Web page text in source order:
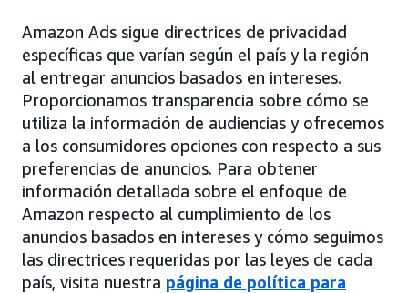
Amazon Ads sigue directrices de privacidad
específicas que varían según el país y la región
al entregar anuncios basados en intereses.
Proporcionamos transparencia sobre cómo se
utiliza la información de audiencias y ofrecemos
a los consumidores opciones con respecto a sus
preferencias de anuncios. Para obtener
información detallada sobre el enfoque de
Amazon respecto al cumplimiento de los
anuncios basados en intereses y cómo seguimos
las directrices requeridas por las leyes de cada
país, visita nuestra página de política para